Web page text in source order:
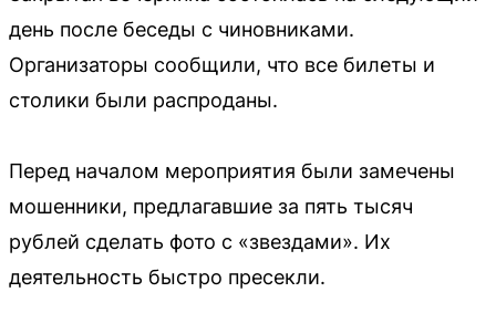
день после беседы с чиновниками.
Организаторы сообщили, что все билеты и
столики были распроданы.
Перед началом мероприятия были замечены
мошенники, предлагавшие за пять тысяч
рублей сделать фото с «звездами». Их
деятельность быстро пресекли.